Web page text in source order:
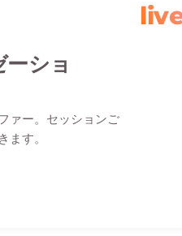
ショ
ァー。セッションご
す。